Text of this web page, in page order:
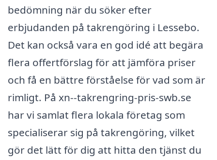
bedömning när du söker efter
erbjudanden på takrengöring i Lessebo.
Det kan också vara en god idé att begära
flera offertförslag för att jämföra priser
och få en bättre förståelse för vad som är
rimligt. På xn--takrengring-pris-swb.se
har vi samlat flera lokala företag som
specialiserar sig på takrengöring, vilket
gör det lätt för dig att hitta den tjänst du